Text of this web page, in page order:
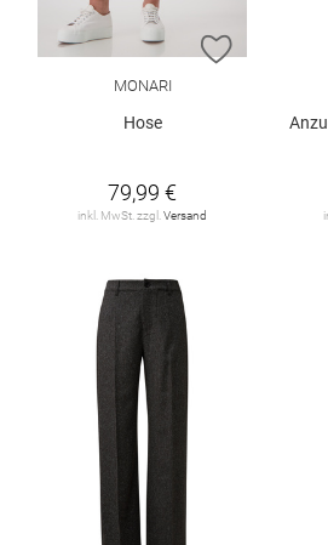
ZUR
MONARI
Hose
79,99 €
inkl. MwSt. zzgl. Versand